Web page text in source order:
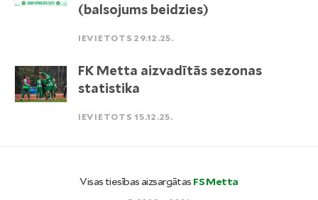
(balsojums beidzies)
IEVIETOTS 29.12.25.
FK Metta aizvadītās sezonas
statistika
IEVIETOTS 15.12.25.
Visas tiesības aizsargātas FS Metta